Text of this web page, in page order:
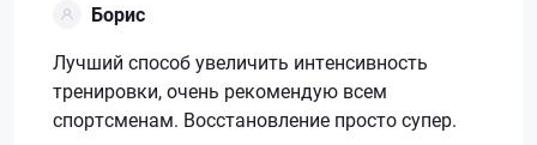
Борис
Лучший способ увеличить интенсивность
тренировки, очень рекомендую всем
спортсменам. Восстановление просто супер.